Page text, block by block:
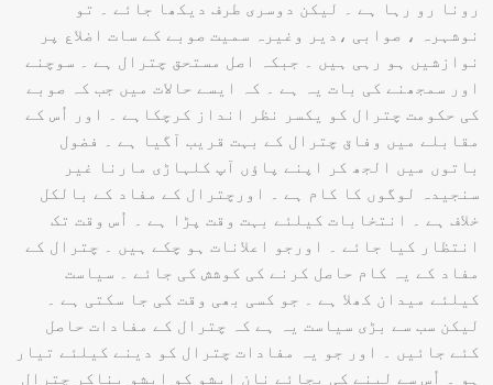
رونا رو رہا ہے ۔ لیکن دوسری طرف دیکھا جائے ۔ تو
نوشہرہ ، صوابی ،دیر وغیرہ سمیت صوبے کے سات اضلاع پر
نوازشیں ہو رہی ہیں ۔ جبکہ اصل مستحق چترال ہے ۔ سوچنے
اور سمجھنے کی بات یہ ہے ۔ کہ ایسے حالات میں جب کہ صوبے
کی حکومت چترال کو یکسر نظر انداز کرچکاہے ۔ اور اُس کے
مقابلے میں وفاق چترال کے بہت قریب آگیا ہے ۔ فضول
باتوں میں الجھ کر اپنے پاؤں آپ کلہاڑی مارنا غیر
سنجیدہ لوگوں کا کام ہے ۔ اورچترال کے مفاد کے بالکل
خلاف ہے ۔ انتخابات کیلئے بہت وقت پڑا ہے ۔ اُس وقت تک
انتظار کیا جائے ۔ اورجو اعلانات ہو چکے ہیں ۔ چترال کے
مفاد کے یہ کام حاصل کرنے کی کوشش کی جائے ۔ سیاست
کیلئے میدان کھلا ہے ۔ جو کسی بھی وقت کی جا سکتی ہے ۔
لیکن سب سے بڑی سیاست یہ ہے کہ چترال کے مفادات حاصل
کئے جائیں ۔ اور جو یہ مفادات چترال کو دینے کیلئے تیار
ہو ۔ اُس سے لینے کی بجائے نان ایشو کو ایشو بناکر چترال